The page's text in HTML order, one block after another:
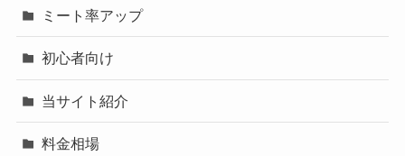
ミート率アップ
初心者向け
当サイト紹介
料金相場